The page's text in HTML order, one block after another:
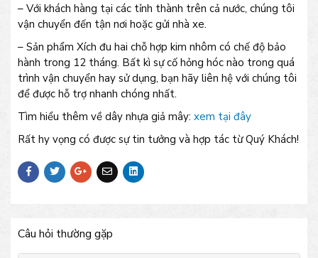
– Với khách hàng tại các tỉnh thành trên cả nước, chúng tôi
vận chuyển đến tận nơi hoặc gửi nhà xe.
– Sản phẩm Xích đu hai chỗ hợp kim nhôm có chế độ bảo
hành trong 12 tháng. Bất kì sự cố hỏng hóc nào trong quá
trình vận chuyển hay sử dụng, bạn hãy liên hệ với chúng tôi
để được hỗ trợ nhanh chóng nhất.
Tìm hiểu thêm về dây nhựa giả mây: xem tại đây
Rất hy vọng có được sự tin tưởng và hợp tác từ Quý Khách!
Câu hỏi thường gặp